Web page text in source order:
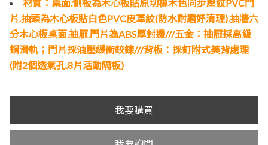
材質：桌面.側板為木心板貼原切橡木色同步壓紋PVC門
片.抽頭為木心板貼白色PVC皮革紋(防水耐磨好清理).抽牆六
分木心板桌面.抽屜.門片為ABS厚封邊///五金：抽屜採高級
鋼滑軌；門片採油壓緩衝鉸鍊///背板：採釘附式美背處理
(附2個透氣孔.8片活動隔板)
我要購買